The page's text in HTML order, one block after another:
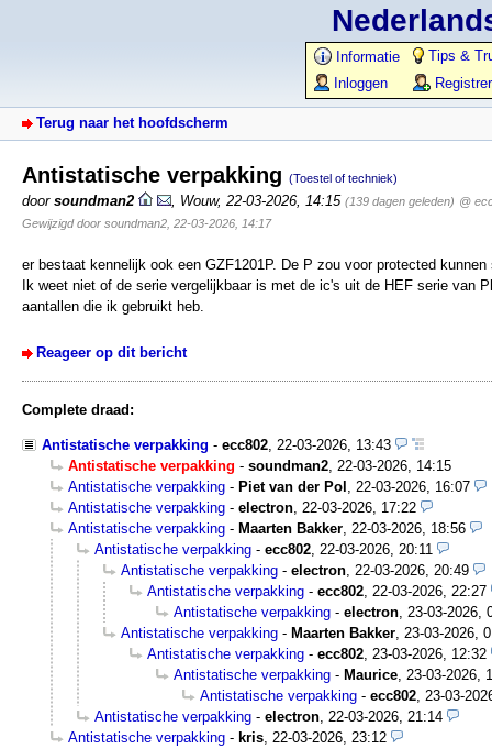
Informatie
Tips &
Inloggen
Terug naar het hoofdscherm
Antistatische verpakking (Toestel of techniek)
door soundman2 Wouw, 22-03-2026, 14:15 (139 dagen geleden) @
Gewijzigd door soundman2, 22-03-2026, 14:17
er bestaat kennelijk ook een GZF1201P. De P zou voor protected
Ik weet niet of de serie vergelijkbaar is met de ic's uit de HEF serie van
aantallen die ik gebruikt heb.
Reageer op dit bericht
Complete draad:
Antistatische verpakking - ecc802 22-03-2026, 13:43
Antistatische verpakking - soundman2 22-03-2026, 14:15
Antistatische verpakking - Piet van der Pol
22-03-2026, 16:07
Antistatische verpakking - electron 22-03-2026, 17:22
Antistatische verpakking - Maarten Bakker 22-03-2026, 18:56
Antistatische verpakking - ecc802 22-03-2026, 20:11
Antistatische verpakking - electron 22-03-2026, 20:49
Antistatische verpakking - ecc802 22-03-2026, 22:27
Antistatische verpakking - electron 23-03-2026,
Antistatische verpakking - Maarten Bakker 23-03-2026,
Antistatische verpakking - ecc802 23-03-2026, 12:32
Antistatische verpakking - Maurice 23-03-2026,
Antistatische verpakking - ecc802 23-03-
Antistatische verpakking - electron 22-03-2026, 21:14
Antistatische verpakking - kris 22-03-2026, 23:12